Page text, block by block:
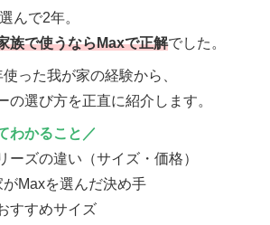
んで2年。
族で使うならMaxで正解でした。
った我が家の経験から、
の選び方を正直に紹介します。
わかること／
ーズの違い（サイズ・価格）
がMaxを選んだ決め手
すすめサイズ